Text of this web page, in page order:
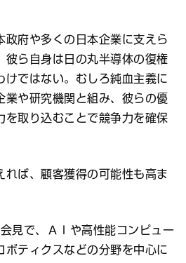
府や多くの日本企業に支えら
彼ら自身は日の丸半導体の復権
けではない。むしろ純血主義に
業や研究機関と組み、彼らの優
を取り込むことで競争力を確保
ば、顧客獲得の可能性も高ま
見で、ＡＩや高性能コンピュー
ボティクスなどの分野を中心に